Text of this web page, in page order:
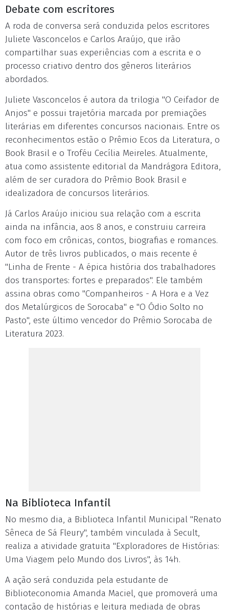
Debate com escritores
A roda de conversa será conduzida pelos escritores
Juliete Vasconcelos e Carlos Araújo, que irão
compartilhar suas experiências com a escrita e o
processo criativo dentro dos gêneros literários
abordados.
Juliete Vasconcelos é autora da trilogia "O Ceifador de
Anjos" e possui trajetória marcada por premiações
literárias em diferentes concursos nacionais. Entre os
reconhecimentos estão o Prêmio Ecos da Literatura, o
Book Brasil e o Troféu Cecília Meireles. Atualmente,
atua como assistente editorial da Mandrágora Editora,
além de ser curadora do Prêmio Book Brasil e
idealizadora de concursos literários.
Já Carlos Araújo iniciou sua relação com a escrita
ainda na infância, aos 8 anos, e construiu carreira
com foco em crônicas, contos, biografias e romances.
Autor de três livros publicados, o mais recente é
"Linha de Frente - A épica história dos trabalhadores
dos transportes: fortes e preparados". Ele também
assina obras como "Companheiros - A Hora e a Vez
dos Metalúrgicos de Sorocaba" e "O Ódio Solto no
Pasto", este último vencedor do Prêmio Sorocaba de
Literatura 2023.
Na Biblioteca Infantil
No mesmo dia, a Biblioteca Infantil Municipal "Renato
Sêneca de Sá Fleury", também vinculada à Secult,
realiza a atividade gratuita "Exploradores de Histórias:
Uma Viagem pelo Mundo dos Livros", às 14h.
A ação será conduzida pela estudante de
Biblioteconomia Amanda Maciel, que promoverá uma
contação de histórias e leitura mediada de obras